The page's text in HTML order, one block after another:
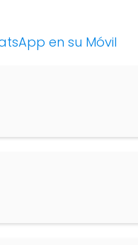
en su Móvil